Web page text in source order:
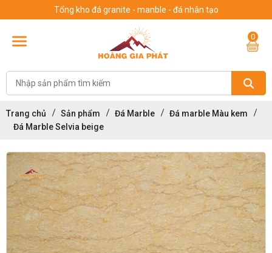
Tổng kho đá granite - manble - đá nhân tạo
0
Trang chủ Sản phẩm Đá Marble
Đá marble Màu kem
Đá Marble Selvia beige